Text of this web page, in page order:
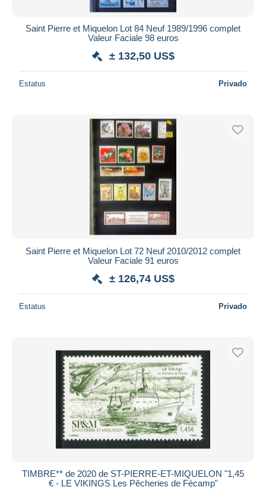
Saint Pierre et Miquelon Lot 84 Neuf 1989/1996 complet
Valeur Faciale 98 euros
± 132,50 US$
Estatus Privado
Saint Pierre et Miquelon Lot 72 Neuf 2010/2012 complet
Valeur Faciale 91 euros
± 126,74 US$
Estatus Privado
TIMBRE** de 2020 de ST-PIERRE-ET-MIQUELON "1,45
€ - LE VIKINGS Les Pêcheries de Fécamp"